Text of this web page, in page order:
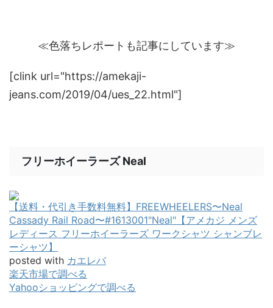
≪色落ちレポートも記事にしています≫
[clink url="https://amekaji-
jeans.com/2019/04/ues_22.html"]
フリーホイーラーズ Neal
【送料・代引き手数料無料】FREEWHEELERS〜Neal
Cassady Rail Road〜#1613001"Neal"【アメカジ メンズ
レディース フリーホイーラーズ ワークシャツ シャンブレ
ーシャツ】
posted with カエレバ
楽天市場で調べる
Yahooショッピングで調べる